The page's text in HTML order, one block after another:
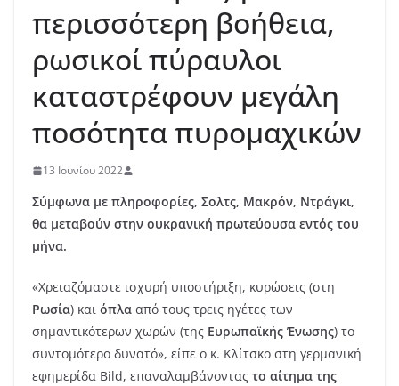
περισσότερη βοήθεια,
ρωσικοί πύραυλοι
καταστρέφουν μεγάλη
ποσότητα πυρομαχικών
13 Ιουνίου 2022
Σύμφωνα με πληροφορίες, Σολτς, Μακρόν, Ντράγκι,
θα μεταβούν στην ουκρανική πρωτεύουσα εντός του
μήνα.
«Χρειαζόμαστε ισχυρή υποστήριξη, κυρώσεις (στη
Ρωσία) και όπλα από τους τρεις ηγέτες των
σημαντικότερων χωρών (της Ευρωπαϊκής Ένωσης) το
συντομότερο δυνατό», είπε ο κ. Κλίτσκο στη γερμανική
εφημερίδα Bild, επαναλαμβάνοντας το αίτημα της